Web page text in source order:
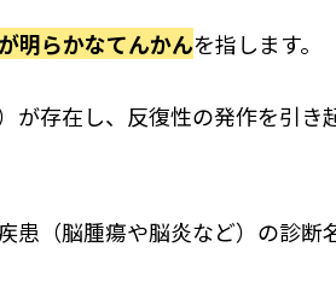
明らかなてんかんを指します。
が存在し、反復性の発作を引き
患（脳腫瘍や脳炎など）の診断